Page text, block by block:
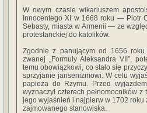
W owym czasie wikariuszem
Innocentego XI w 1668 roku — Piotr
Sebasty, miasta w Armenii — ze
protestanckiej do kato­lików.
Zgodnie z panującym od 1656
zwanej „Formuły Aleksandra VII”,
temu obowiązkowi, co stało się
sprzyjanie jansenizmowi. W celu
papieża do Rzymu. Przed
wyznaczył czterech pełnomocników
jego wyjaśnień i najpierw w 1702 roku
zajmowanego stanowiska.